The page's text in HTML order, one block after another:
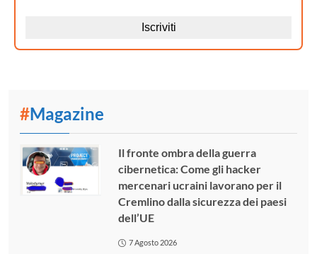
#Magazine
Il fronte ombra della guerra
cibernetica: Come gli hacker
mercenari ucraini lavorano per il
Cremlino dalla sicurezza dei paesi
dell’UE
7 Agosto 2026